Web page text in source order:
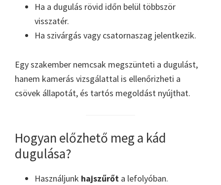
Ha a dugulás rövid időn belül többször
visszatér.
Ha szivárgás vagy csatornaszag jelentkezik.
Egy szakember nemcsak megszünteti a dugulást,
hanem kamerás vizsgálattal is ellenőrizheti a
csövek állapotát, és tartós megoldást nyújthat.
Hogyan előzhető meg a kád
dugulása?
Használjunk hajszűrőt a lefolyóban.